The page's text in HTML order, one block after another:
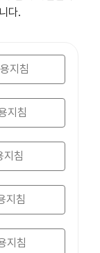
다.
지침
지침
지침
지침
지침